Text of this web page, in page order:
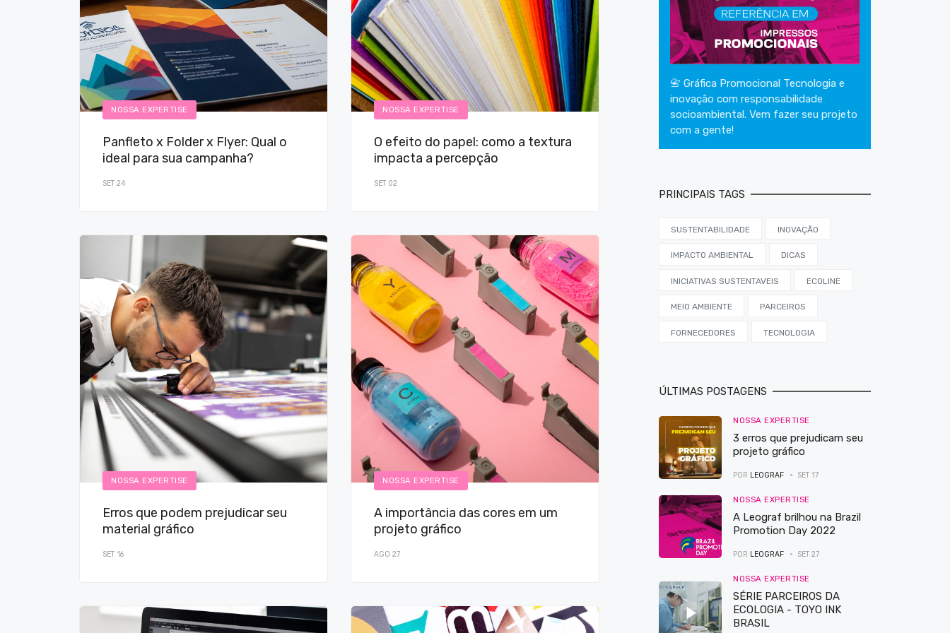
NOSSA EXPERTISE
Panfleto x Folder x Flyer: Qual o
ideal para sua campanha?
SET 24
NOSSA EXPERTISE
O efeito do papel: como a textura
impacta a percepção
SET 02
NOSSA EXPERTISE
Erros que podem prejudicar seu
material gráfico
SET 16
NOSSA EXPERTISE
A importância das cores em um
projeto gráfico
AGO 27
📇 Gráfica Promocional Tecnologia e
inovação com responsabilidade
socioambiental. Vem fazer seu projeto
com a gente!
PRINCIPAIS TAGS
SUSTENTABILIDADE INOVAÇÃO
IMPACTO AMBIENTAL DICAS
INICIATIVAS SUSTENTAVEIS ECOLINE
MEIO AMBIENTE PARCEIROS
FORNECEDORES TECNOLOGIA
ÚLTIMAS POSTAGENS
NOSSA EXPERTISE
3 erros que prejudicam seu
projeto gráfico
POR LEOGRAF SET 17
NOSSA EXPERTISE
A Leograf brilhou na Brazil
Promotion Day 2022
POR LEOGRAF SET 27
NOSSA EXPERTISE
SÉRIE PARCEIROS DA
ECOLOGIA - TOYO INK
BRASIL